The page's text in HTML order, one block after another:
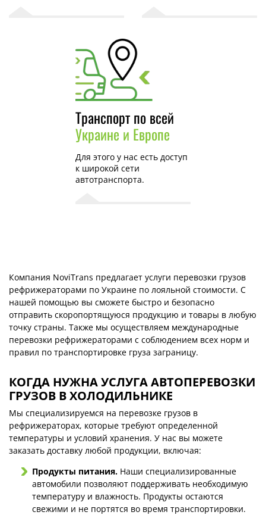
Транспорт по всей
Украине и Европе
Для этого у нас есть доступ
к широкой сети
автотранспорта.
Компания NoviTrans предлагает услуги перевозки грузов
рефрижераторами по Украине по лояльной стоимости. С
нашей помощью вы сможете быстро и безопасно
отправить скоропортящуюся продукцию и товары в любую
точку страны. Также мы осуществляем международные
перевозки рефрижераторами с соблюдением всех норм и
правил по транспортировке груза заграницу.
КОГДА НУЖНА УСЛУГА АВТОПЕРЕВОЗКИ
ГРУЗОВ В ХОЛОДИЛЬНИКЕ
Мы специализируемся на перевозке грузов в
рефрижераторах, которые требуют определенной
температуры и условий хранения. У нас вы можете
заказать доставку любой продукции, включая:
Продукты питания.Наши специализированные
автомобили позволяют поддерживать необходимую
температуру и влажность. Продукты остаются
свежими и не портятся во время транспортировки.